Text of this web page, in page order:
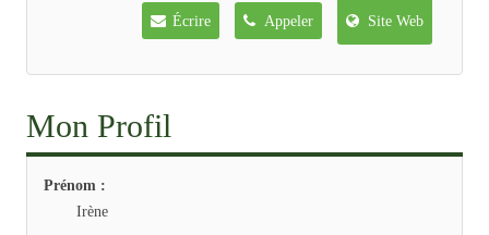
Écrire Appeler Site Web
Mon Profil
Prénom :
Irène